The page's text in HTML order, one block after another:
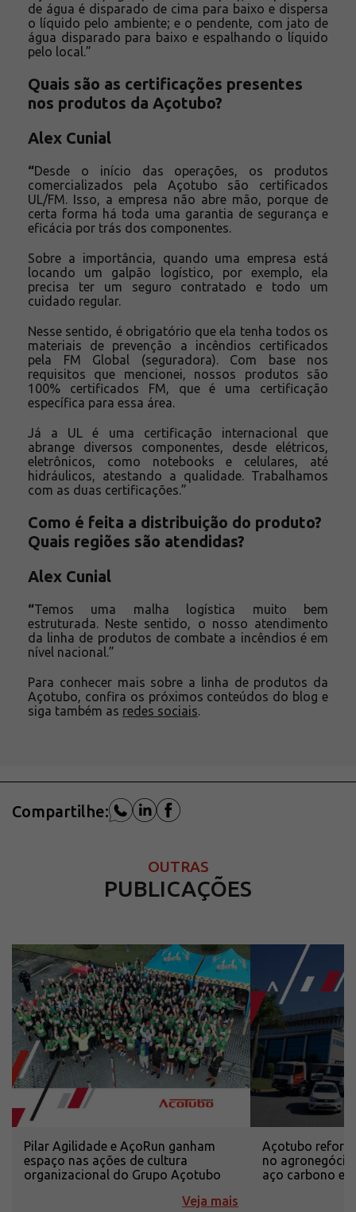
de água é disparado de cima para baixo e dispersa
o líquido pelo ambiente; e o pendente, com jato de
água disparado para baixo e espalhando o líquido
pelo local.”
Quais são as certificações presentes
nos produtos da Açotubo?
Alex Cunial
“Desde o início das operações, os produtos
comercializados pela Açotubo são certificados
UL/FM. Isso, a empresa não abre mão, porque de
certa forma há toda uma garantia de segurança e
eficácia por trás dos componentes.
Sobre a importância, quando uma empresa está
locando um galpão logístico, por exemplo, ela
precisa ter um seguro contratado e todo um
cuidado regular.
Nesse sentido, é obrigatório que ela tenha todos os
materiais de prevenção a incêndios certificados
pela FM Global (seguradora). Com base nos
requisitos que mencionei, nossos produtos são
100% certificados FM, que é uma certificação
específica para essa área.
Já a UL é uma certificação internacional que
abrange diversos componentes, desde elétricos,
eletrônicos, como notebooks e celulares, até
hidráulicos, atestando a qualidade. Trabalhamos
com as duas certificações.”
Como é feita a distribuição do produto?
Quais regiões são atendidas?
Alex Cunial
“Temos uma malha logística muito bem
estruturada. Neste sentido,
o nosso atendimento
da linha de produtos de combate a incêndios é em
nível nacional.”
Para conhecer mais sobre a linha de produtos da
Açotubo, confira os próximos conteúdos do blog e
siga também as redes sociais
Compartilhe:
OUTRAS
PUBLICAÇÕES
Pilar Agilidade e AçoRun ganham
espaço nas ações de cultura
organizacional do Grupo Açotubo
Veja mais
Açotubo
no
aço carbono e